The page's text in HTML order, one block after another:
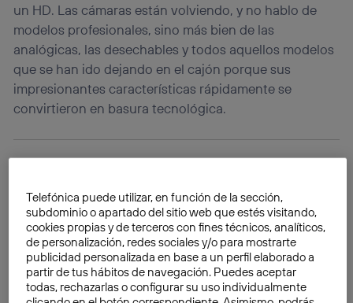
un HD. Las cámaras están volviendo, y no hablo de
modelos profesionales, sino más bien de las
analógicas, las desechables y todos aquellos modelos
que se han ido dejando en el cajón porque sus
impresionantes características rápidamente se
convirtieron en basura tecnológica.
Telefónica puede utilizar, en función de la sección,
subdominio o apartado del sitio web que estés visitando,
cookies propias y de terceros con fines técnicos, analíticos,
de personalización, redes sociales y/o para mostrarte
publicidad personalizada en base a un perfil elaborado a
partir de tus hábitos de navegación. Puedes aceptar
todas, rechazarlas o configurar su uso individualmente